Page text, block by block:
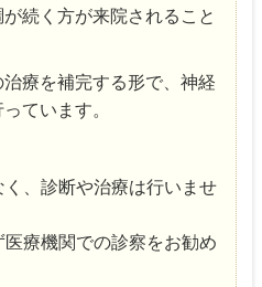
続く方が来院されること
療を補完する形で、神経
ています。
、診断や治療は行いませ
療機関での診察をお勧め